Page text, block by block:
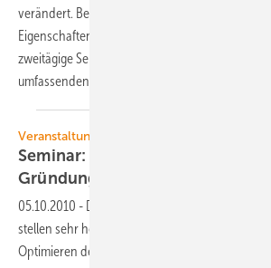
verändert. Beim Nachweis der geforderten
Eigenschaften wird ein
zweitägige Seminar im Haus der Technik in
umfassenden
Veranstaltung
Seminar: Baugrunderkundung
Gründungen für
05.10.2010 - Die aktuellen Multi-Megawatt-
stellen sehr hohe Anforderungen. Durch ein
Optimieren der Fundamente sowie den Einsatz